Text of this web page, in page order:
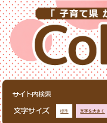
標準 文字を大きく